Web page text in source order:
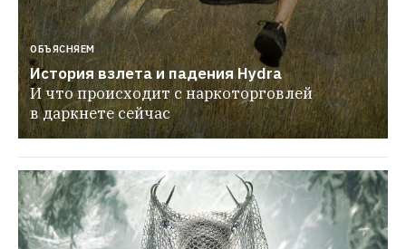
ОБЪЯСНЯЕМ
История взлета и падения Hydra
И что происходит с наркоторговлей
в даркнете сейчас